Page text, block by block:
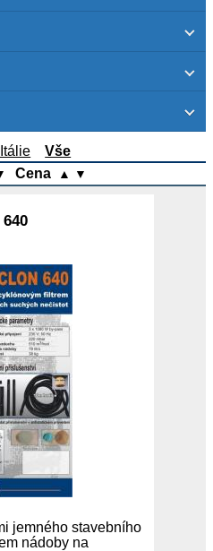
Vše
Cena ▲ ▼
jemného stavebního
nádoby na